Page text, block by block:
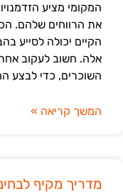
המקומי מציע
את הרווחים שלהם.
הקיים יכולה לסייע
אלה. חשוב לעקוב
השוכרים, כדי לבצע
המשך קריאה »
מדריך מקיף